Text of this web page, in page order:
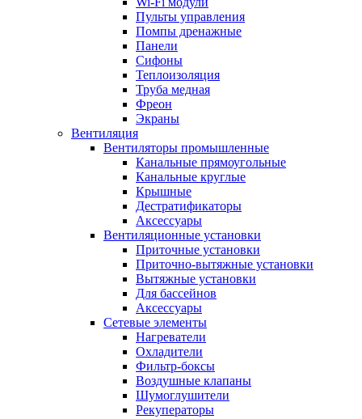
Пульты управления
Помпы дренажные
Панели
Сифоны
Теплоизоляция
Труба медная
Фреон
Экраны
Вентиляция
Вентиляторы промышленные
Канальные прямоугольные
Канальные круглые
Крышные
Дестратификаторы
Аксессуары
Вентиляционные установки
Приточные установки
Приточно-вытяжные установки
Вытяжные установки
Для бассейнов
Аксессуары
Сетевые элементы
Нагреватели
Охладители
Фильтр-боксы
Воздушные клапаны
Шумоглушители
Рекуператоры